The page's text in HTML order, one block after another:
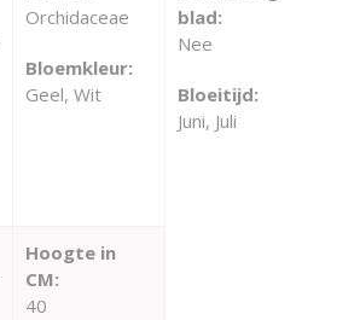
Orchidaceae
Bloemkleur:
Geel, Wit
blad:
Nee
Bloeitijd:
Juni, Juli
Hoogte in
CM:
40